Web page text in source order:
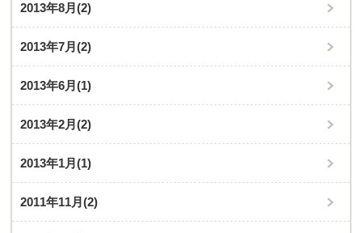
2013年8月(2)
2013年7月(2)
2013年6月(1)
2013年2月(2)
2013年1月(1)
2011年11月(2)